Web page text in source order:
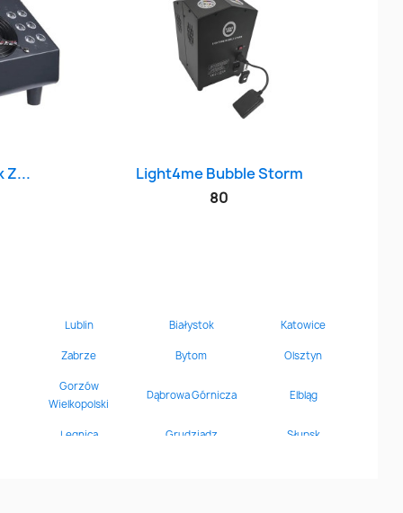
Z... Szybki podgląd
Light4me Bubble Storm
80